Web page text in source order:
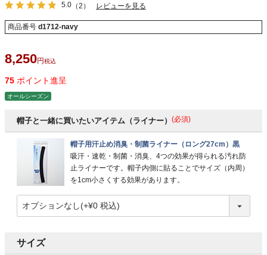
5.0 （2） レビューを見る
商品番号 d1712-navy
8,250 税込
75 ポイント進呈
オールシーズン
帽子と一緒に買いたいアイテム（ライナー） (必須)
帽子用汗止め消臭・制菌ライナー（ロング27cm）黒
吸汗・速乾・制菌・消臭、4つの効果が得られる汚れ防
止ライナーです。帽子内側に貼ることでサイズ（内周）
を1cm小さくする効果があります。
サイズ